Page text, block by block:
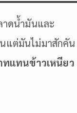
าดน้ำมันและ
แต่มันไม่มาสักคัน
แทนข้าวเหนียว